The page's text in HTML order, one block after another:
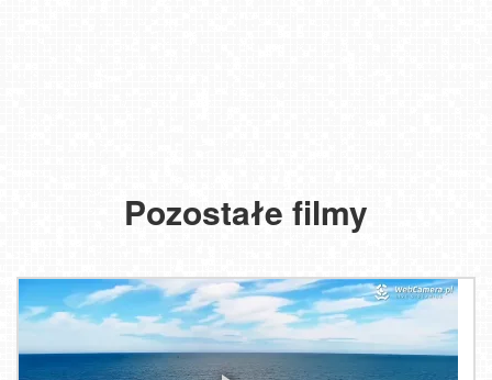
Pozostałe filmy